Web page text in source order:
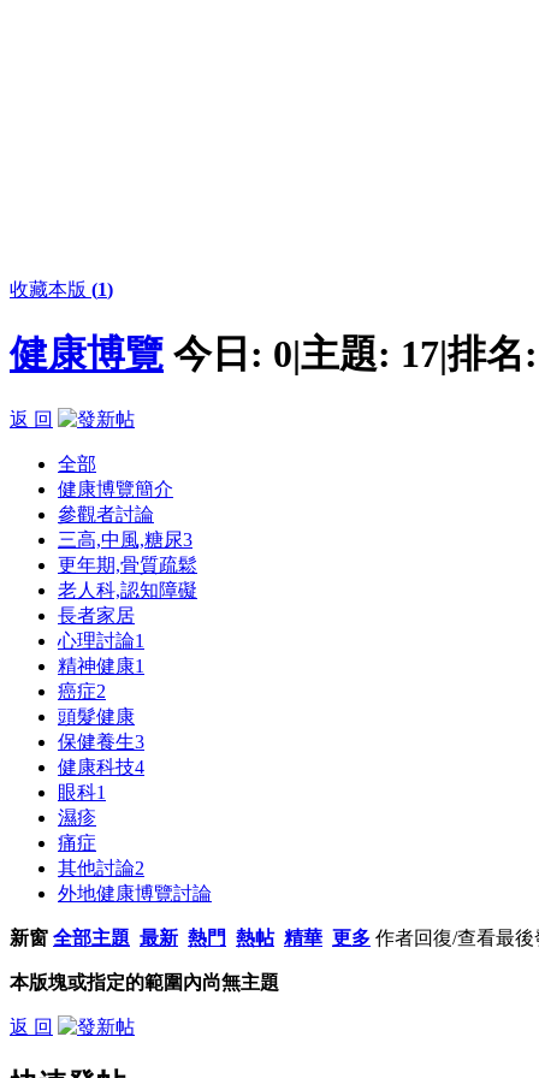
收藏本版 (1)
健康博覽 今日: 0|主題: 17|排
返 回
全部
健康博覽簡介
參觀者討論
三高,中風,糖尿3
更年期,骨質疏鬆
老人科,認知障礙
長者家居
心理討論1
精神健康1
癌症2
頭髮健康
保健養生3
健康科技4
眼科1
濕疹
痛症
其他討論2
外地健康博覽討論
新窗 全部主題 最新 熱門 熱帖 精華 更多 作者回復/查看最後
本版塊或指定的範圍內尚無主題
返 回